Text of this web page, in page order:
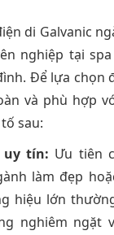
di Galvanic
nghiệp tại
Để lựa chọn
và phù hợp
sau:
uy tín: Ưu tiên
làm đẹp
hiệu lớn
nghiêm ngặt